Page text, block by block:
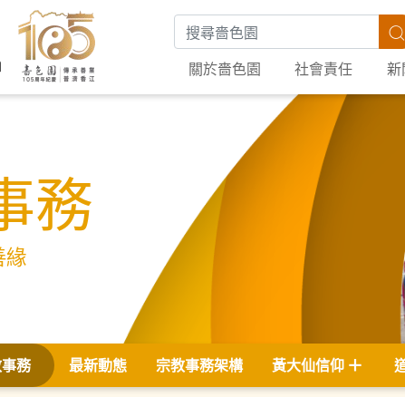
搜尋關鍵字
關於嗇色園
社會責任 新
務
緣
務 最新動態 宗教事務架構 黃大仙信仰